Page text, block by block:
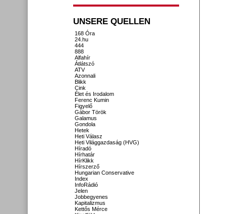
UNSERE QUELLEN
168 Óra
24.hu
444
888
Alfahír
Átlátszó
ATV
Azonnali
Blikk
Cink
Élet és Irodalom
Ferenc Kumin
Figyelő
Gábor Török
Galamus
Gondola
Hetek
Heti Válasz
Heti Világgazdaság (HVG)
Híradó
Hírhatár
HírKlikk
Hírszerző
Hungarian Conservative
Index
InfoRádió
Jelen
Jobbegyenes
Kapitalizmus
Kettős Mérce